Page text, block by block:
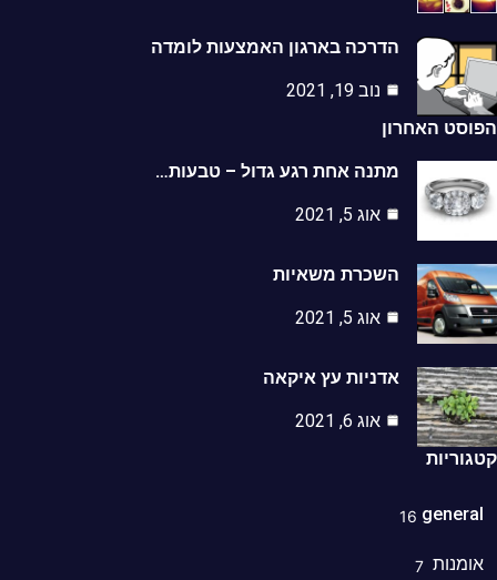
הדרכה בארגון האמצעות לומדה
נוב 19, 2021
האחרון
מתנה אחת רגע גדול – טבעות…
אוג 5, 2021
השכרת משאיות
אוג 5, 2021
אדניות עץ איקאה
אוג 6, 2021
16
7